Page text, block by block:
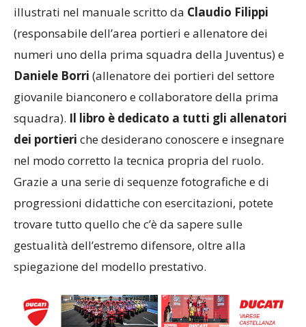
illustrati nel manuale scritto da Claudio Filippi
(responsabile dell’area portieri e allenatore dei
numeri uno della prima squadra della Juventus) e
Daniele Borri (allenatore dei portieri del settore
giovanile bianconero e collaboratore della prima
squadra). Il libro è dedicato a tutti gli allenatori
dei portieri che desiderano conoscere e insegnare
nel modo corretto la tecnica propria del ruolo.
Grazie a una serie di sequenze fotografiche e di
progressioni didattiche con esercitazioni, potete
trovare tutto quello che c’è da sapere sulle
gestualità dell’estremo difensore, oltre alla
spiegazione del modello prestativo.